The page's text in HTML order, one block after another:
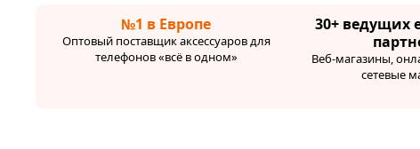
№1 в Европе
Оптовый поставщик аксессуаров для
телефонов «всё в одном»
30+ ведущих
Веб-магазины,
сетевые